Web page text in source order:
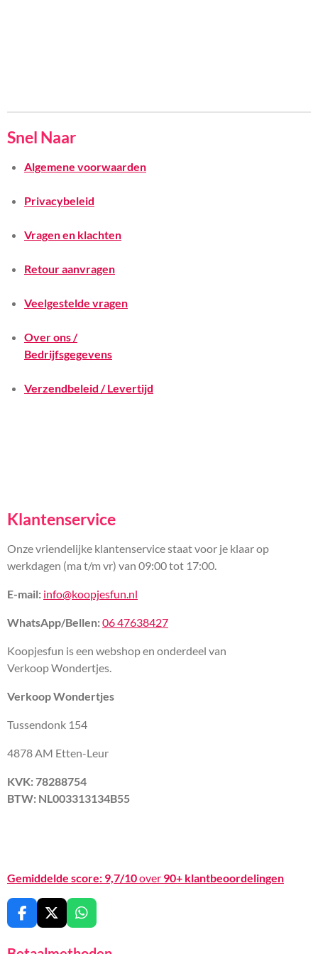
Snel Naar
Algemene voorwaarden
Privacybeleid
Vragen en klachten
Retour aanvragen
Veelgestelde vragen
Over ons /
Bedrijfsgegevens
Verzendbeleid / Levertijd
Klantenservice
Onze vriendelijke klantenservice staat voor je klaar op
werkdagen (ma t/m vr) van 09:00 tot 17:00.
E-mail: info@koopjesfun.nl
WhatsApp/Bellen:06 47638427
Koopjesfun is een webshop en onderdeel van
Verkoop Wondertjes.
Verkoop Wondertjes
Tussendonk 154
4878 AM Etten-Leur
KVK: 78288754
BTW: NL003313134B55
Gemiddelde score: 9,7/10over 90+ klantbeoordelingen
F
a
c
X
W
h